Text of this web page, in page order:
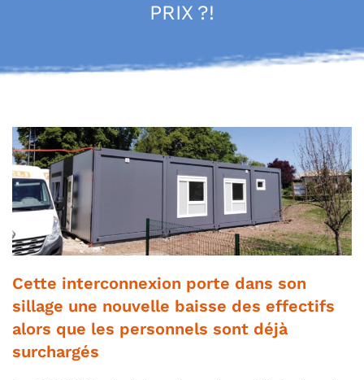
PRIX ?!
Cette interconnexion porte dans son
sillage une nouvelle baisse des effectifs
alors que les personnels sont déjà
surchargés